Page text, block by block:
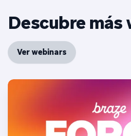
Descubre más
Ver webinars